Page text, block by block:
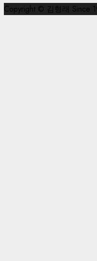
Copyright © 김형래 Since